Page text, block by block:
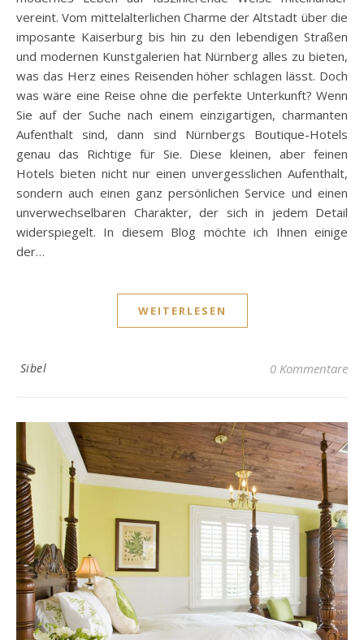
vereint. Vom mittelalterlichen Charme der Altstadt über die
imposante Kaiserburg bis hin zu den lebendigen Straßen
und modernen Kunstgalerien hat Nürnberg alles zu bieten,
was das Herz eines Reisenden höher schlagen lässt. Doch
was wäre eine Reise ohne die perfekte Unterkunft? Wenn
Sie auf der Suche nach einem einzigartigen, charmanten
Aufenthalt sind, dann sind Nürnbergs Boutique-Hotels
genau das Richtige für Sie. Diese kleinen, aber feinen
Hotels bieten nicht nur einen unvergesslichen Aufenthalt,
sondern auch einen ganz persönlichen Service und einen
unverwechselbaren Charakter, der sich in jedem Detail
widerspiegelt. In diesem Blog möchte ich Ihnen einige
der…
WEITERLESEN
Sibel 0 Kommentare